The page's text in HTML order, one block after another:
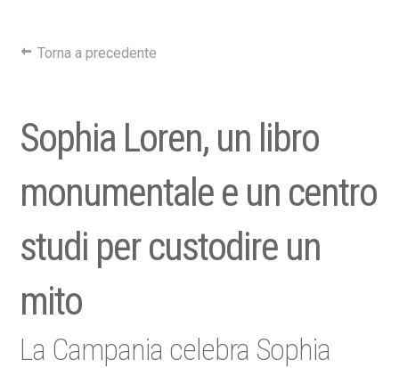
Torna a precedente
Sophia Loren, un libro
monumentale e un centro
studi per custodire un
mito
La Campania celebra Sophia